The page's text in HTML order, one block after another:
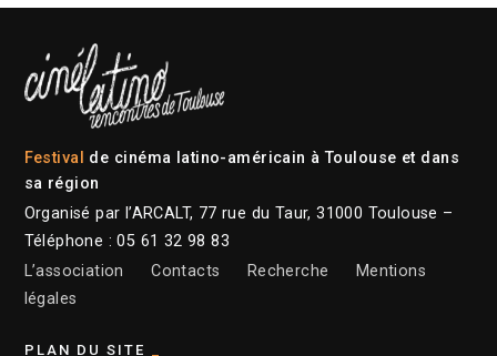
Festival de cinéma latino-américain à Toulouse et dans
sa région
Organisé par l’ARCALT, 77 rue du Taur, 31000 Toulouse –
Téléphone : 05 61 32 98 83
L’association
Contacts Recherche
Mentions
légales
PLAN DU SITE